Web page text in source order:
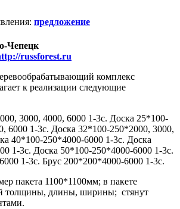
: предложение
Чепецк
russforest.ru
комплекс
к реализации следующие
3000, 4000, 6000 1-3с. Доска 25*100-
6000 1-3с. Доска 32*100-250*2000, 3000,
40*100-250*4000-6000 1-3с. Доска
1-3с. Доска 50*100-250*4000-6000 1-3с.
1-3с. Брус 200*200*4000-6000 1-3с.
пакета 1100*1100мм; в пакете
толщины, длины, ширины; стянут